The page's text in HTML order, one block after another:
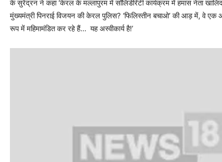
के सुरेंद्रन ने कहा ‘केरल के मल्लापुरम में सॉलिडेरिटी कार्यक्रम में हमास नेता
मुंख्यमंत्री पिनराई विजयन की केरल पुलिस? ‘फिलिस्तीन बचाओ’ की आड़ में, वे
रूप में महिमामंडित कर रहे हैं… यह अस्वीकार्य है!’